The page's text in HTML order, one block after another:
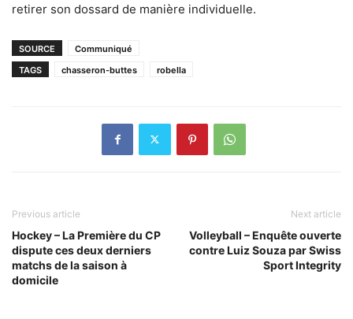
retirer son dossard de manière individuelle.
SOURCE
Communiqué
TAGS
chasseron-buttes robella
Previous article
Hockey – La Première du CP
dispute ces deux derniers
matchs de la saison à
domicile
Next article
Volleyball – Enquête ouverte
contre Luiz Souza par Swiss
Sport Integrity